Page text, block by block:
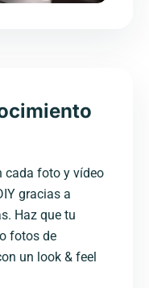
cada foto y vídeo
gracias a
Haz que tu
fotos de
un look & feel